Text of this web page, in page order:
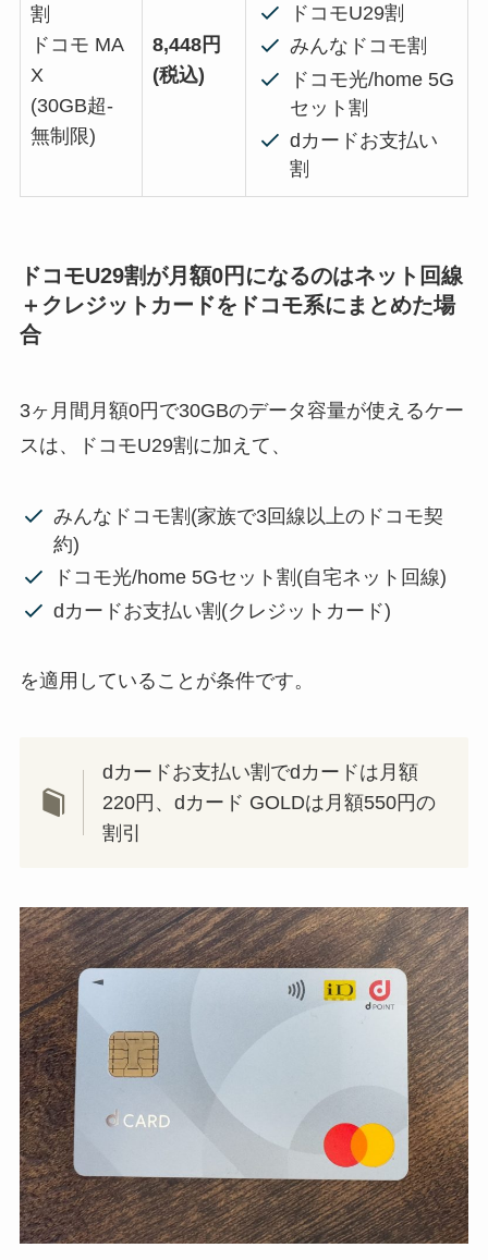
割
ドコモ MA
X
(30GB超-
無制限)
8,448円
(税込)
ドコモU29割
みんなドコモ割
ドコモ光/home 5G
セット割
dカードお支払い
割
ドコモU29割が月額0円になるのはネット回線
＋クレジットカードをドコモ系にまとめた場
合
3ヶ月間月額0円で30GBのデータ容量が使えるケー
スは、ドコモU29割に加えて、
みんなドコモ割(家族で3回線以上のドコモ契
約)
ドコモ光/home 5Gセット割(自宅ネット回線)
dカードお支払い割(クレジットカード)
を適用していることが条件です。
dカードお支払い割でdカードは月額
220円、dカード GOLDは月額550円の
割引